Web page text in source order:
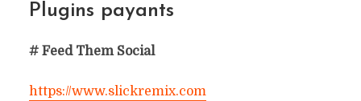
Plugins payants
# Feed Them Social
https://www.slickremix.com